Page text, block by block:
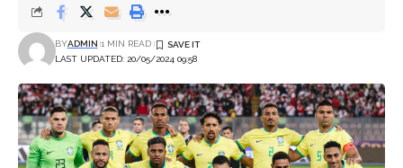
LAST UPDATED: 20/05/2024 09:58
BYADMIN 1 MIN READ